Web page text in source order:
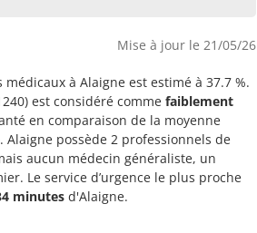
Mise à jour le 21/05/26
médicaux à Alaigne est estimé à 37.7 %.
est considéré comme faiblement
en comparaison de la moyenne
Alaigne possède 2 professionnels de
aucun médecin généraliste, un
Le service d’urgence le plus proche
minutes d'Alaigne.